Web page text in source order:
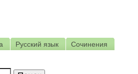
Русский язык
Сочинения